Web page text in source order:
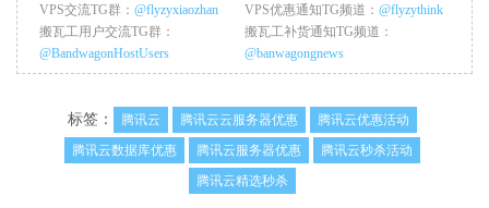
VPS交流TG群： @flyzyxiaozhan VPS优惠通知TG频道： @flyzythink
搬瓦工用户交流TG群：
@BandwagonHostUsers
搬瓦工补货通知TG频道：
@banwagongnews
标签： 腾讯云 腾讯云云服务器优惠
腾讯云优惠活动
腾讯云数据库优惠
腾讯云服务器优惠
腾讯云秒杀活动
腾讯云精选秒杀